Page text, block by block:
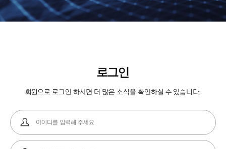
로그인
회원으로 로그인 하시면 더 많은 소식을 확인하실 수 있습니다.